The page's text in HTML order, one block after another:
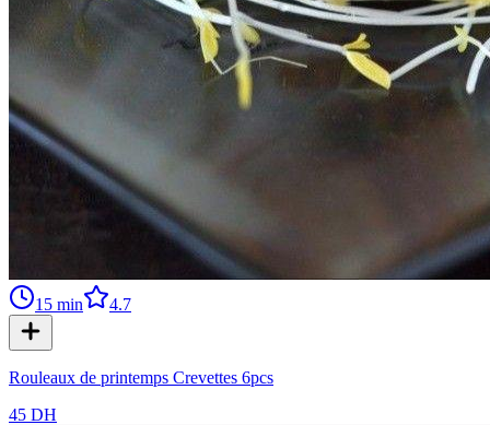
15 min 4.7
Rouleaux de printemps Crevettes 6pcs
45 DH